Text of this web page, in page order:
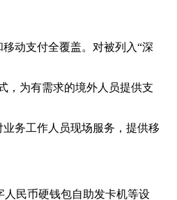
动支付全覆盖。对被列入“深
，为有需求的境外人员提供支
务工作人员现场服务，提供移
人民币硬钱包自助发卡机等设